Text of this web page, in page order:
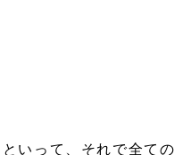
いって、それで全ての